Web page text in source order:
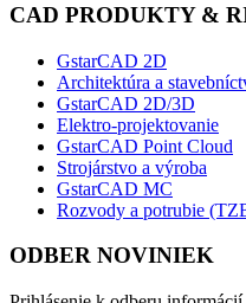
CAD PRODUKTY &
GstarCAD 2D
Architektúra a
GstarCAD 2D/3D
Elektro-projektovanie
GstarCAD Point Cloud
Strojárstvo a výroba
GstarCAD MC
Rozvody a potrubie
ODBER NOVINIEK